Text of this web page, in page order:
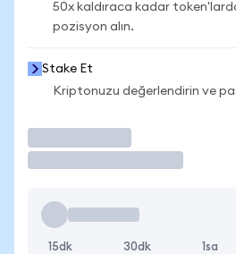
50x kaldıraca kadar
pozisyon alın.
Stake Et
Kriptonuzu değerlendirin ve
15dk 30dk 1sa